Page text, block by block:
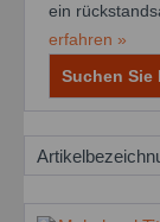
ein
erfahren »
Suchen Sie